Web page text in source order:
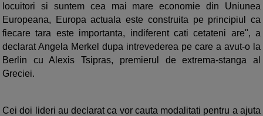
locuitori si suntem cea mai mare economie din Uniunea
Europeana, Europa actuala este construita pe principiul ca
fiecare tara este importanta, indiferent cati cetateni are", a
declarat Angela Merkel dupa intrevederea pe care a avut-o la
Berlin cu Alexis Tsipras, premierul de extrema-stanga al
Greciei.
Cei doi lideri au declarat ca vor cauta modalitati pentru a ajuta